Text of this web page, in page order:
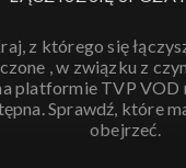
z którego się
, w związku z
platformie TVP VOD
Sprawdź, które
obejrzeć.